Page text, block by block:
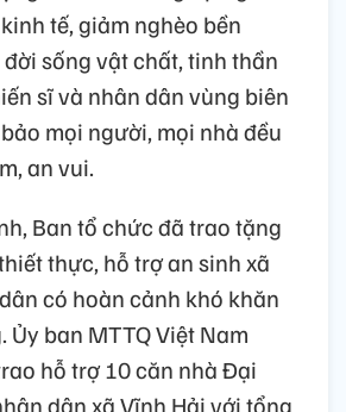
tế, giảm nghèo bền
sống vật chất, tinh thần
sĩ và nhân dân vùng biên
mọi người, mọi nhà đều
an vui.
Ban tổ chức đã trao tặng
thực, hỗ trợ an sinh xã
có hoàn cảnh khó khăn
ban MTTQ Việt Nam
hỗ trợ 10 căn nhà Đại
dân xã Vĩnh Hải với tổng